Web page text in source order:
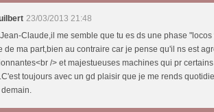
23/03/2013 21:48
Claude,il me semble que tu es ds une phase
de ma part,bien au contraire car je pense qu'il ns est
/> et majestueuses machines qui pr
toujours avec un gd plaisir que je me rends